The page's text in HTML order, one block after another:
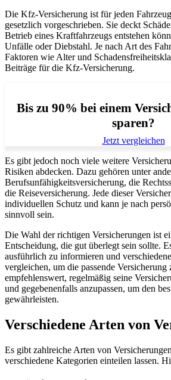
Die Kfz-Versicherung ist für jeden
gesetzlich vorgeschrieben. Sie deckt
Betrieb eines Kraftfahrzeugs entstehen
Unfälle oder Diebstahl. Je nach Art des
Faktoren wie Alter und
Beiträge für die Kfz-Versicherung.
Bis zu 90% bei einem
sparen?
Jetzt vergleichen
Es gibt jedoch noch viele weitere
Risiken abdecken. Dazu gehören unter
Berufsunfähigkeitsversicherung, die
die Reiseversicherung. Jede dieser
individuellen Schutz und kann je nach
sinnvoll sein.
Die Wahl der richtigen Versicherungen ist
Entscheidung, die gut überlegt sein sollte.
ausführlich zu informieren und
vergleichen, um die passende
empfehlenswert, regelmäßig seine
und gegebenenfalls anzupassen, um den
gewährleisten.
Verschiedene Arten von
Es gibt zahlreiche Arten von
verschiedene Kategorien einteilen lassen.